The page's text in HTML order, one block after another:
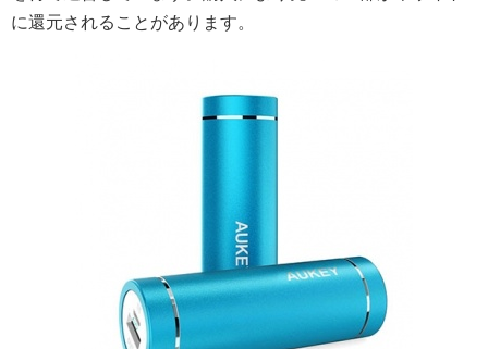
に還元されることがあります。